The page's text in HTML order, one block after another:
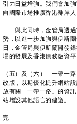
引力日益增強。我們會加
向國際市場推廣香港離岸人
與此同時，金管局透過
勢，以進一步加強與伊斯
日，金管局與伊斯蘭開發
場的發展及香港債務融資
（五）及（六）「一帶一
改版，以期優化提升網站
放有關「一帶一路」的資
站增設其他語言的建議。
完